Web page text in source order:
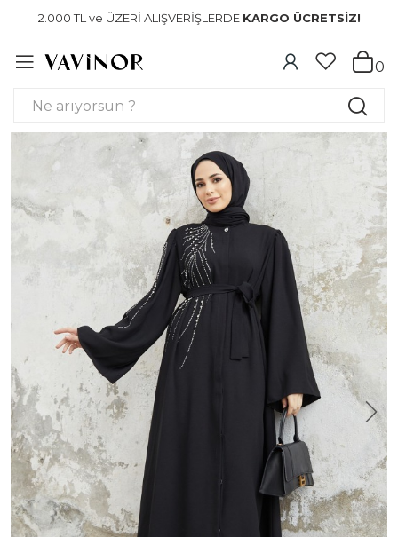
2.000 TL ve ÜZERİ ALIŞVERİŞLERDE KARGO ÜCRETSİZ!
0